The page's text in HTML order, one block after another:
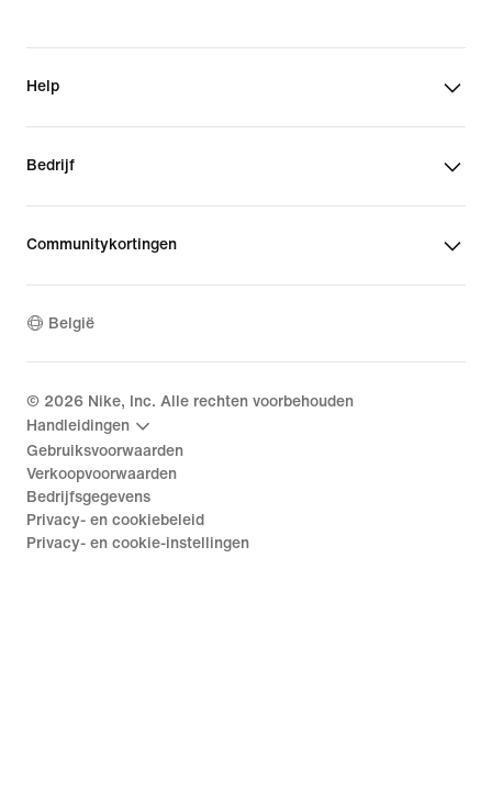
Help
Bedrijf
Communitykortingen
België
© 2026 Nike, Inc. Alle rechten voorbehouden
Handleidingen
Gebruiksvoorwaarden
Verkoopvoorwaarden
Bedrijfsgegevens
Privacy- en cookiebeleid
Privacy- en cookie-instellingen